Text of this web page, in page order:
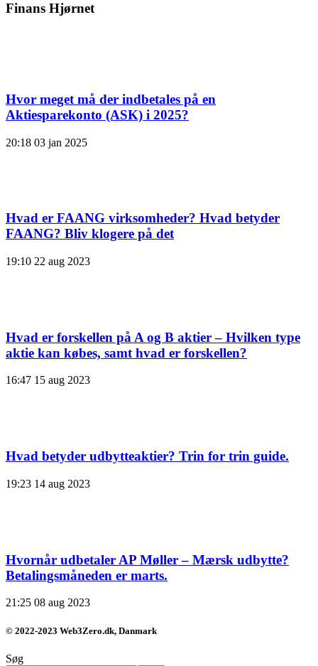
Finans Hjørnet
Hvor meget må der indbetales på en
Aktiesparekonto (ASK) i 2025?
20:18 03 jan 2025
Hvad er FAANG virksomheder? Hvad betyder
FAANG? Bliv klogere på det
19:10 22 aug 2023
Hvad er forskellen på A og B aktier – Hvilken type
aktie kan købes, samt hvad er forskellen?
16:47 15 aug 2023
Hvad betyder udbytteaktier? Trin for trin guide.
19:23 14 aug 2023
Hvornår udbetaler AP Møller – Mærsk udbytte?
Betalingsmåneden er marts.
21:25 08 aug 2023
© 2022-2023 Web3Zero.dk, Danmark
Søg